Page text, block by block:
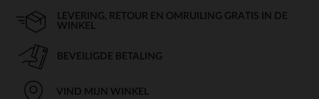
LEVERING, RETOUR EN OMRUILING GRATIS IN DE
WINKEL
BEVEILIGDE BETALING
VIND MIJN WINKEL